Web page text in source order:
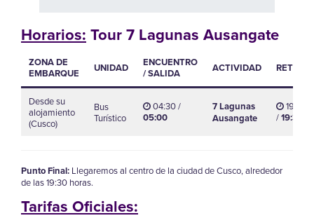
Horarios: Tour 7 Lagunas Ausangate
ZONA DE
EMBARQUE
UNIDAD
ENCUENTRO
/ SALIDA
ACTIVIDAD
Desde su
alojamiento
(Cusco)
Bus
Turístico
04:30 /
05:00
7 Lagunas
Ausangate
19:00
/19:30
Punto Final: Llegaremos al centro de la ciudad de Cusco, alrededor
de las 19:30 horas.
Tarifas Oficiales: